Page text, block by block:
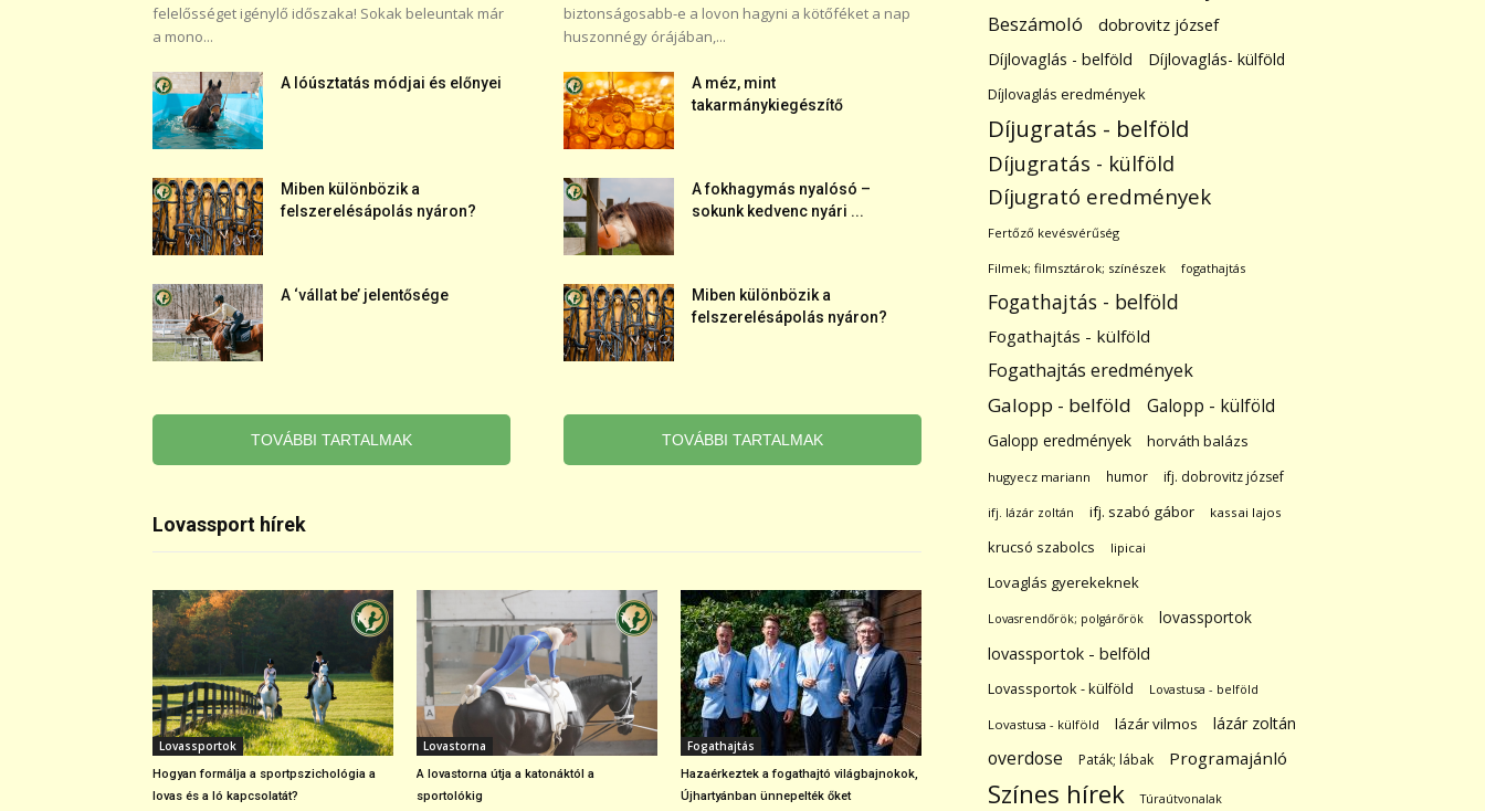
felelősséget igénylő időszaka! Sokak beleuntak már
a mono...
A lóúsztatás módjai és előnyei
Miben különbözik a
felszerelésápolás nyáron?
A ‘vállat be’ jelentősége
TOVÁBBI TARTALMAK
biztonságosabb-e a lovon hagyni a kötőféket a nap
huszonnégy órájában,...
A méz, mint
takarmánykiegészítő
A fokhagymás nyalósó –
sokunk kedvenc nyári ...
Miben különbözik a
felszerelésápolás nyáron?
TOVÁBBI TARTALMAK
Lovassport hírek
Lovassportok
Hogyan formálja a sportpszichológia a
lovas és a ló kapcsolatát?
Lovastorna
A lovastorna útja a katonáktól a
sportolókig
Fogathajtás
Hazaérkeztek a fogathajtó világbajnokok,
Újhartyánban ünnepelték őket
Beszámoló dobrovitz józsef
Díjlovaglás - belföld Díjlovaglás- külföld
Díjlovaglás eredmények
Díjugratás - belföld
Díjugratás - külföld
Díjugrató eredmények
Fertőző kevésvérűség
Filmek; filmsztárok; színészek fogathajtás
Fogathajtás - belföld
Fogathajtás - külföld
Fogathajtás eredmények
Galopp - belföld Galopp - külföld
Galopp eredmények horváth balázs
hugyecz mariann humor ifj. dobrovitz józsef
ifj. lázár zoltán ifj. szabó gábor kassai lajos
krucsó szabolcs lipicai
Lovaglás gyerekeknek
Lovasrendőrök; polgárőrök
lovassportok
lovassportok - belföld
Lovassportok - külföld Lovastusa - belföld
Lovastusa - külföld lázár vilmos lázár zoltán
overdose Paták; lábak Programajánló
Színes hírek Túraútvonalak